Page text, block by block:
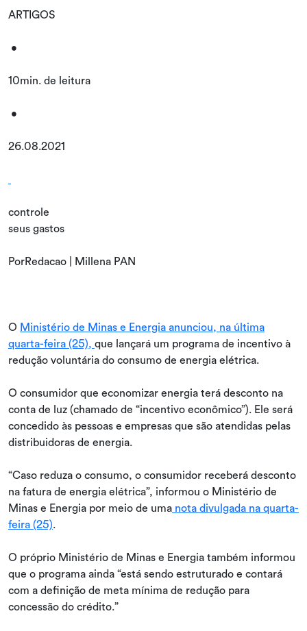
ARTIGOS
•
10min. de leitura
•
26.08.2021
controle
seus gastos
PorRedacao | Millena PAN
O Ministério de Minas e Energia anunciou, na última
quarta-feira (25), que lançará um programa de incentivo à
redução voluntária do consumo de energia elétrica.
O consumidor que economizar energia terá desconto na
conta de luz (chamado de “incentivo econômico”). Ele será
concedido às pessoas e empresas que são atendidas pelas
distribuidoras de energia.
“Caso reduza o consumo, o consumidor receberá desconto
na fatura de energia elétrica”, informou o Ministério de
Minas e Energia por meio de uma nota divulgada na quarta-
feira (25).
O próprio Ministério de Minas e Energia também informou
que o programa ainda “está sendo estruturado e contará
com a definição de meta mínima de redução para
concessão do crédito.”